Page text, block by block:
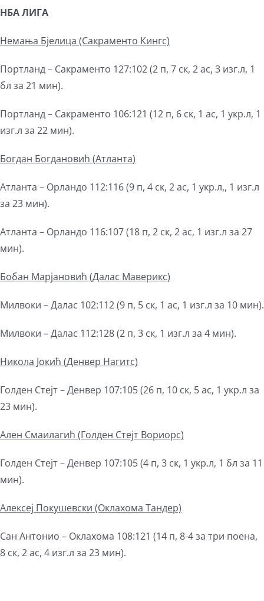
НБА ЛИГА
Немања Бјелица (Сакраменто Кингс)
Портланд – Сакраменто 127:102 (2 п, 7 ск, 2 ас, 3 изг.л, 1
бл за 21 мин).
Портланд – Сакраменто 106:121 (12 п, 6 ск, 1 ас, 1 укр.л, 1
изг.л за 22 мин).
Богдан Богдановић (Атланта)
Атланта – Орландо 112:116 (9 п, 4 ск, 2 ас, 1 укр.л,, 1 изг.л
за 23 мин).
Атланта – Орландо 116:107 (18 п, 2 ск, 2 ас, 1 изг.л за 27
мин).
Бобан Марјановић (Далас Маверикс)
Милвоки – Далас 102:112 (9 п, 5 ск, 1 ас, 1 изг.л за 10 мин).
Милвоки – Далас 112:128 (2 п, 3 ск, 1 изг.л за 4 мин).
Никола Јокић (Денвер Нагитс)
Голден Стејт – Денвер 107:105 (26 п, 10 ск, 5 ас, 1 укр.л за
23 мин).
Ален Смаилагић (Голден Стејт Вориорс)
Голден Стејт – Денвер 107:105 (4 п, 3 ск, 1 укр.л, 1 бл за 11
мин).
Алексеј Покушевски (Оклахома Тандер)
Сан Антонио – Оклахома 108:121 (14 п, 8-4 за три поена,
8 ск, 2 ас, 4 изг.л за 23 мин).